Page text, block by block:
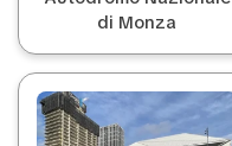
di Monza